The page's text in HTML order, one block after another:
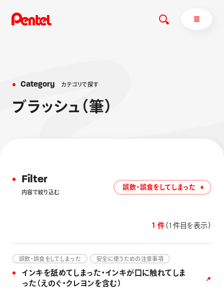
商品を探すトップ
シャープペン
その他
Category カテゴリで探す
ブラ ッシュ （筆）
Filter
内容で絞り込む
誤飲・誤食をしてしまった
1 件 （1件目を表示）
誤飲・誤食をしてしまった 安全に使うための注意事項
インキを舐めてしまった・インキが口に触れてしま
った（えのぐ・クレヨンを含む）